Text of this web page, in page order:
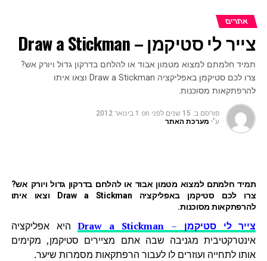
אתרים
צייר לי סטיקמן – Draw a Stickman
תמיד חלמתם למצוא מטמון אבוד או להלחם בדרקון גדול ויורק אש?
צרו לכם סטיקמן באפליקציה Draw a Stickman וצאו איתו
להרפתקאות מסוכנות.
פורסם ב: 15 שנים לפני on 1 בינואר 2012
ע"י מערכת האתר
תמיד חלמתם למצוא מטמון אבוד או להלחם בדרקון גדול ויורק אש?
צרו לכם סטיקמן באפליקציה Draw a Stickman וצאו איתו
להרפתקאות מסוכנות.
צייר לי סטיקמן –
Draw a Stickmanהיא אפליקציה
אינטרקטיבית מגניבה שבה אתם מציירים סטיקמן, מקימים
אותו לתחייה ועוזרים לו לעבור הרפתקאות מסמרות שיער.